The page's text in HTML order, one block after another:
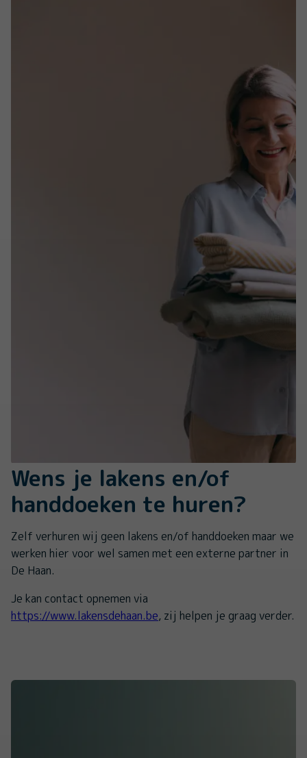
Wens je lakens en/of
handdoeken te huren?
Zelf verhuren wij geen lakens en/of handdoeken maar we
werken hier voor wel samen met een externe partner in
De Haan.
Je kan contact opnemen via
https://www.lakensdehaan.be, zij helpen je graag verder.